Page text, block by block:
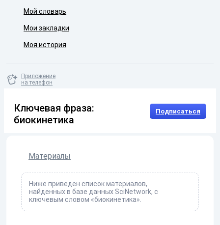
Мой словарь
Мои закладки
Моя история
Приложение
на телефон
Ключевая фраза:
биокинетика
Подписаться
Материалы
Ниже приведен список материалов,
найденных в базе данных SciNetwork, с
ключевым словом «биокинетика».